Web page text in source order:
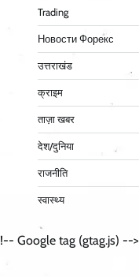
Trading
Новости Форекс
उत्तराखंड
क्राइम
ताज़ा खबर
देश/दुनिया
राजनीति
स्वास्थ्य
!-- Google tag (gtag.js) -->